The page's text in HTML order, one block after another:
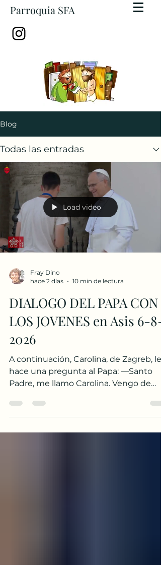
Parroquia SFA
Blog
Todas las entradas
Load video
Fray Dino
hace 2 días
10 min de lectura
DIALOGO DEL PAPA CON
LOS JOVENES en Asis 6-8-
2026
A continuación, Carolina, de Zagreb, le
hace una pregunta al Papa: —Santo
Padre, me llamo Carolina. Vengo de
de Padua. Hemos crecido en
franciscanas, acompañados por los
frailes, aprendiendo de san Francisco